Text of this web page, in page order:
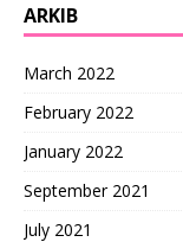
ARKIB
March 2022
February 2022
January 2022
September 2021
July 2021